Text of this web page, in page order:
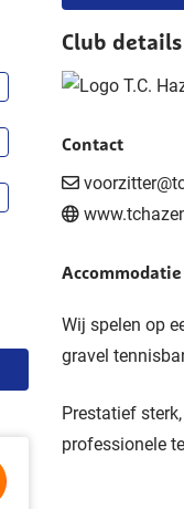
Club details
Contact
Accommodatie
Wij spelen op
gravel
Prestatief
professionele